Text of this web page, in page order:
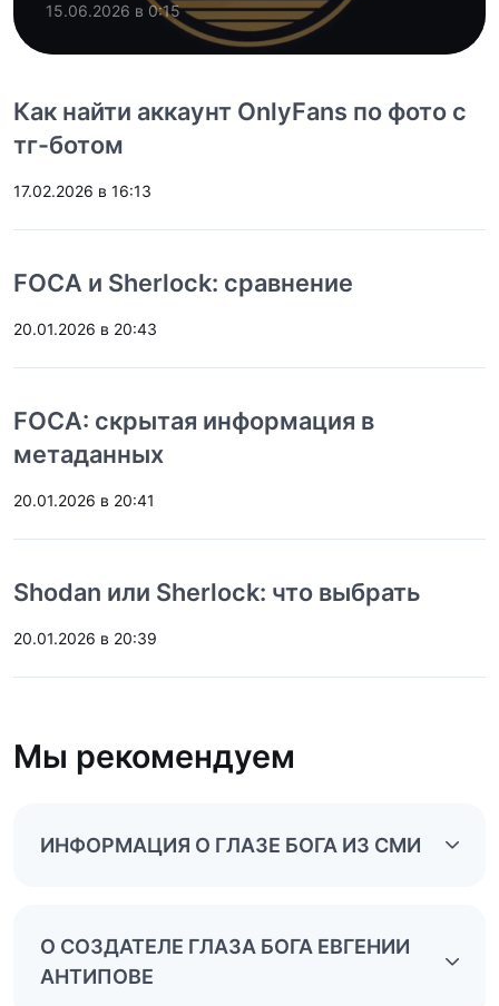
15.06.2026 в 0:15
Как найти аккаунт OnlyFans по фото с
тг-ботом
17.02.2026 в 16:13
FOCA и Sherlock: сравнение
20.01.2026 в 20:43
FOCA: скрытая информация в
метаданных
20.01.2026 в 20:41
Shodan или Sherlock: что выбрать
20.01.2026 в 20:39
Мы рекомендуем
ИНФОРМАЦИЯ О ГЛАЗЕ БОГА ИЗ СМИ
О СОЗДАТЕЛЕ ГЛАЗА БОГА ЕВГЕНИИ
АНТИПОВЕ